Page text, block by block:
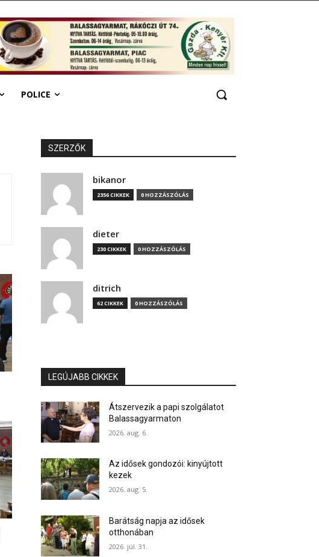
POLICE
SZERZŐK
bikanor
2356 CIKKEK 0 HOZZÁSZÓLÁS
dieter
230 CIKKEK 0 HOZZÁSZÓLÁS
ditrich
62 CIKKEK 0 HOZZÁSZÓLÁS
LEGÚJABB CIKKEK
Átszervezik a papi szolgálatot
Balassagyarmaton
2026. aug. 6.
Az idősek gondozói: kinyújtott
kezek
2026. aug. 5.
Barátság napja az idősek
otthonában
2026. júl. 31.